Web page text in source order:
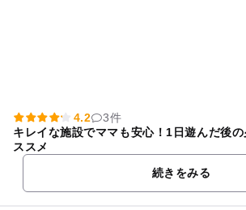
4.2
3件
キレイな施設でママも安心！1日遊んだ後
ススメ
続きをみる